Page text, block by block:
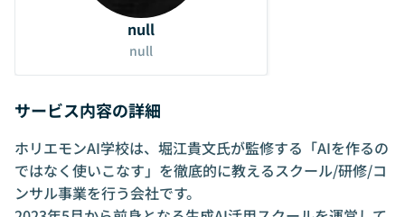
null
null
サービス内容の詳細
ホリエモンAI学校は、堀江貴文氏が監修する「AIを作るの
ではなく使いこなす」を徹底的に教えるスクール/研修/コ
ンサル事業を行う会社です。